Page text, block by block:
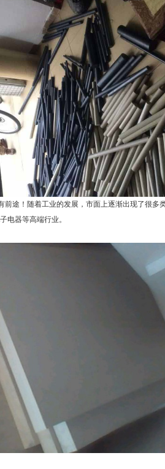
前途！随着工业的发展，市面上逐渐出现了很多
电器等高端行业。